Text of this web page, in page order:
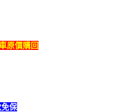
原價購回
保